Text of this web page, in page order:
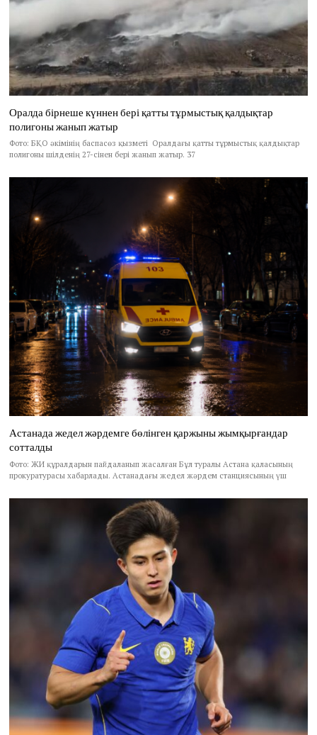
Оралда бірнеше күннен бері қатты тұрмыстық қалдықтар
полигоны жанып жатыр
Фото: БҚО әкімінің баспасөз қызметі Оралдағы қатты тұрмыстық қалдықтар
полигоны шілденің 27-сінен бері жанып жатыр. 37
Астанада жедел жәрдемге бөлінген қаржыны жымқырғандар
сотталды
Фото: ЖИ құралдарын пайдаланып жасалған Бұл туралы Астана қаласының
прокуратурасы хабарлады. Астанадағы жедел жәрдем станциясының үш